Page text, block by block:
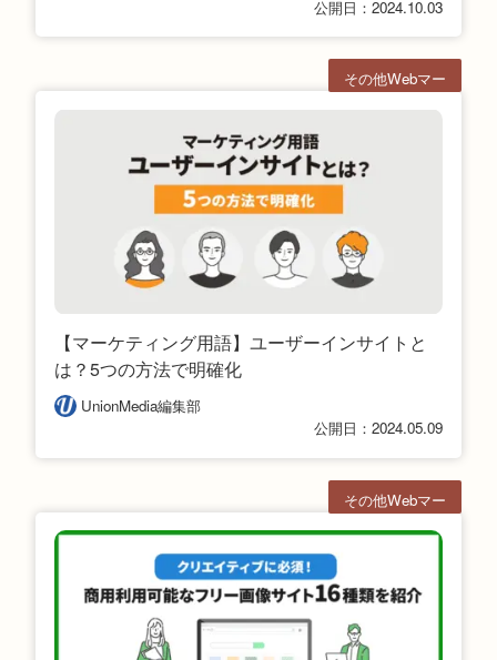
公開日：2024.10.03
【マーケティング用語】ユーザーインサイトと
は？5つの方法で明確化
UnionMedia編集部
公開日：2024.05.09
その他Webマー
その他Webマー